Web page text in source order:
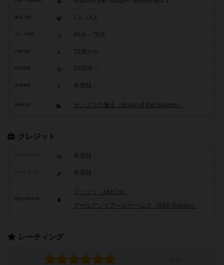
参加人数 2人～4人
45分～75分
12歳から
2020年～
参考価格 未登録
関連作品 ガンジスの藩王（Rajas of the Ganges）
クレジット
ゲームデザイン 未登録
アートワーク 未登録
フッフ！（HUCH!）
アールアンドアールゲームズ（R&R Games）
レーティング